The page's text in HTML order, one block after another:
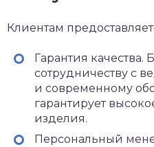
Клиентам
Гарантия качества.
сотрудничеству с
и современному
гарантирует
изделия.
Персональный